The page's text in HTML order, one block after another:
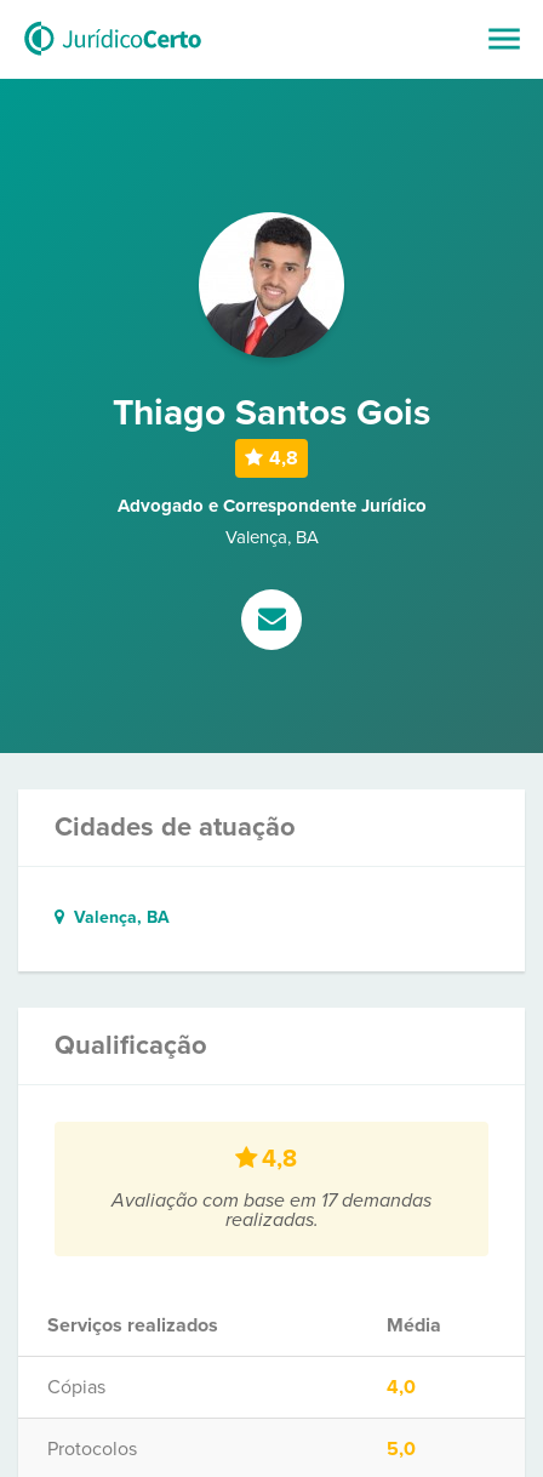
Thiago Santos Gois
4,8
Advogado e Correspondente Jurídico
Valença, BA
Cidades de atuação
Valença, BA
Qualificação
4,8
Avaliação com base em 17 demandas
realizadas.
Serviços realizados Média
Cópias 4,0
Protocolos 5,0